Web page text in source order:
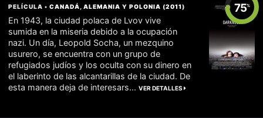
75%
PELÍCULA •CANADÁ ,ALEMANIA YPOLONIA (2011)
En 1943, la ciudad polaca de Lvov vive
sumida en la miseria debido a la ocupación
nazi. Un día, Leopold Socha, un mezquino
usurero, se encuentra con un grupo de
refugiados judíos y los oculta con su dinero en
el laberinto de las alcantarillas de la ciudad. De
esta manera deja de interesars...VER DETALLES